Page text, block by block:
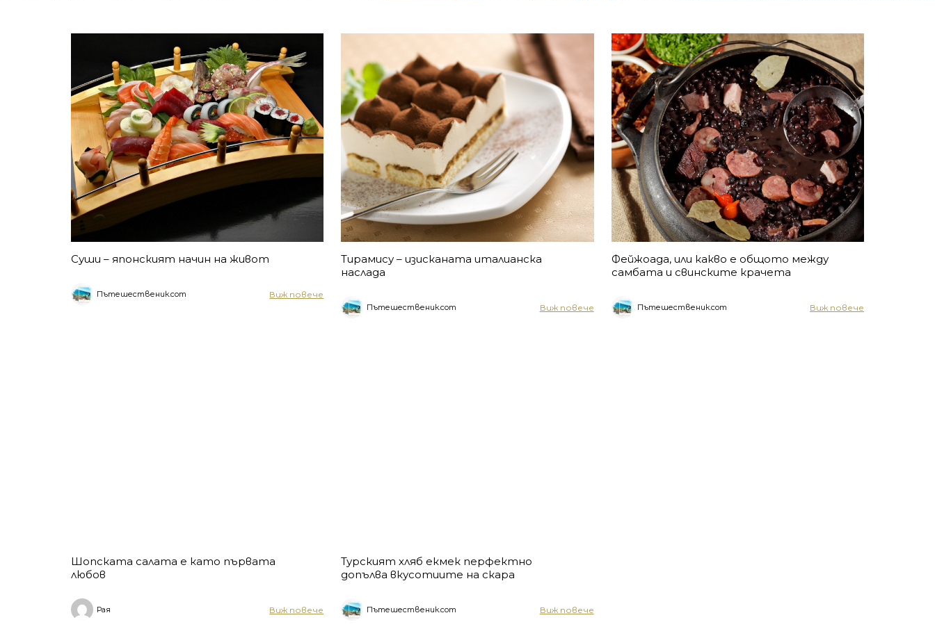
Суши – японският начин на живот
Пътешественик.com Виж повече
Тирамису – изисканата италианска
наслада
Пътешественик.com Виж повече
Фейжоада, или какво е общото между
самбата и свинските крачета
Пътешественик.com Виж повече
Шопската салата е като първата
любов
Рая Виж повече
Турският хляб екмек перфектно
допълва вкусотиите на скара
Пътешественик.com Виж повече